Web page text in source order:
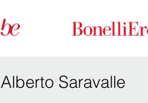
Alberto Saravalle